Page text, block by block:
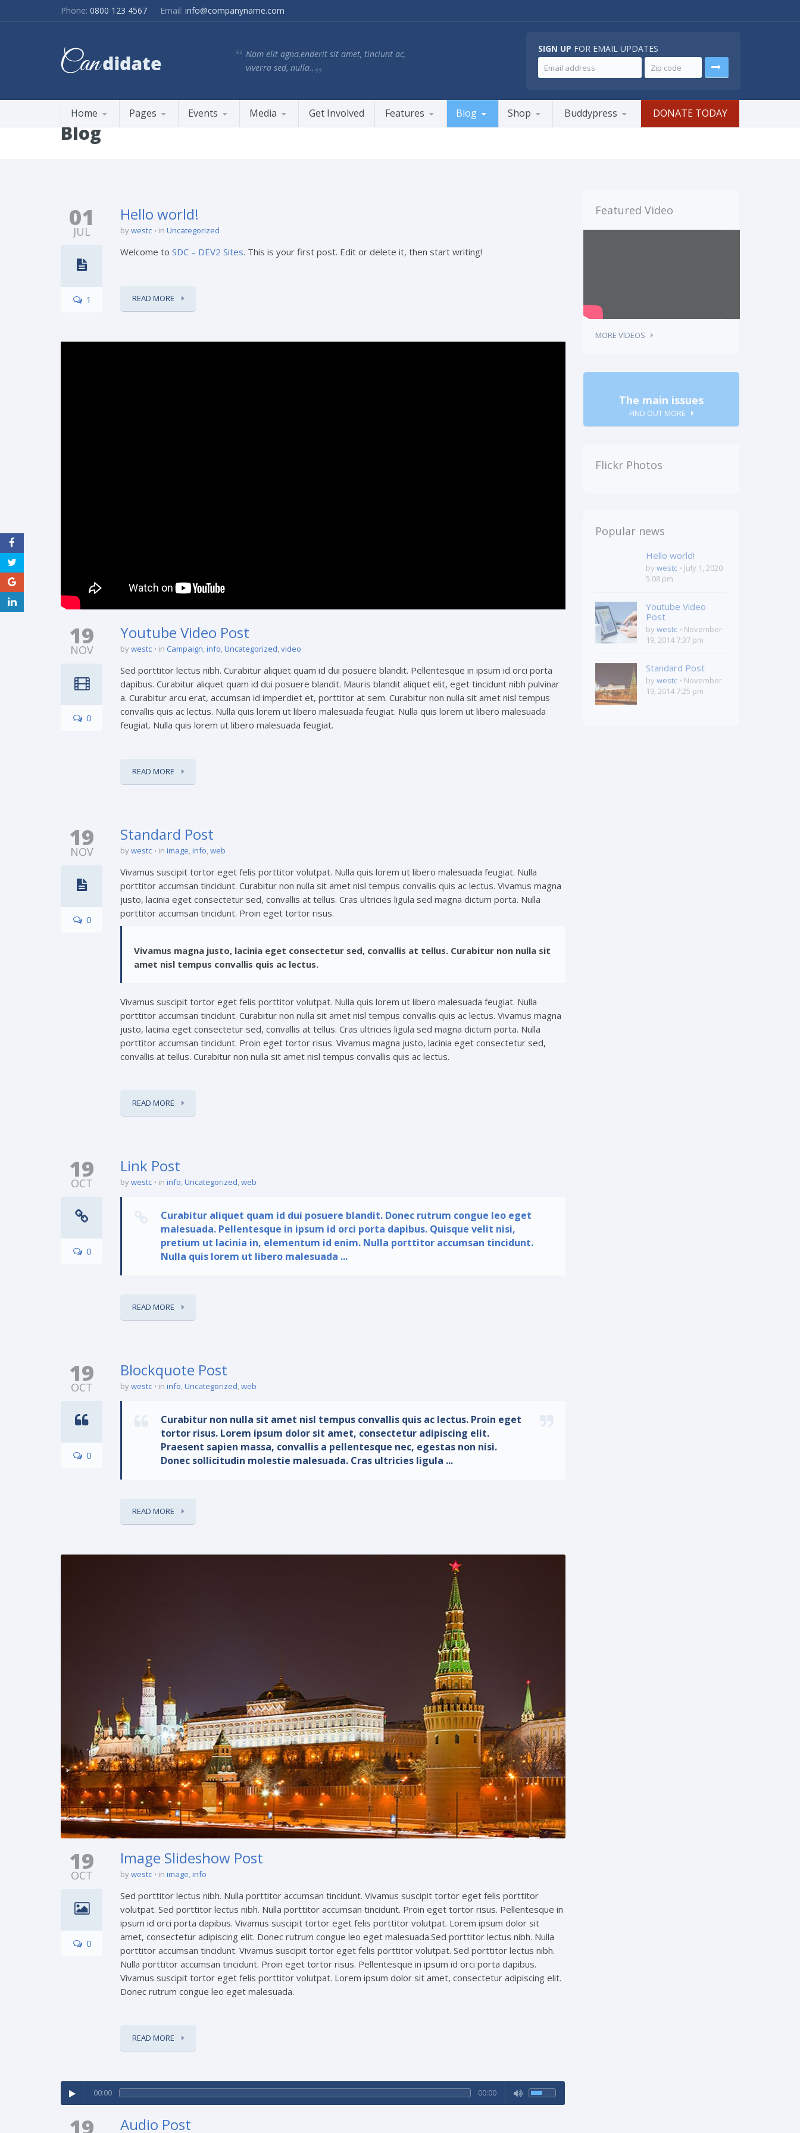
Phone: 0800 123 4567 Email: info@companyname.com
Nam elit agna,enderit sit amet, tinciunt ac,
viverra sed, nulla..
SIGN UP FOR EMAIL UPDATES
Home Pages Events Media Get Involved Features Blog Shop Buddypress DONATE TODAY
Blog
01
JUL
1
Hello world!
bywestc in Uncategorized
Welcome to SDC – DEV2 Sites. This is your first post. Edit or delete it, then start writing!
READ MORE
19
NOV
0
Youtube Video Post
bywestc in Campaign,info,Uncategorized,video
Sed porttitor lectus nibh. Curabitur aliquet quam id dui posuere blandit. Pellentesque in ipsum id orci porta
dapibus. Curabitur aliquet quam id dui posuere blandit. Mauris blandit aliquet elit, eget tincidunt nibh pulvinar
a. Curabitur arcu erat, accumsan id imperdiet et, porttitor at sem. Curabitur non nulla sit amet nisl tempus
convallis quis ac lectus. Nulla quis lorem ut libero malesuada feugiat. Nulla quis lorem ut libero malesuada
feugiat. Nulla quis lorem ut libero malesuada feugiat.
READ MORE
19
NOV
0
Standard Post
bywestc in image,info,web
Vivamus suscipit tortor eget felis porttitor volutpat. Nulla quis lorem ut libero malesuada feugiat. Nulla
porttitor accumsan tincidunt. Curabitur non nulla sit amet nisl tempus convallis quis ac lectus. Vivamus magna
justo, lacinia eget consectetur sed, convallis at tellus. Cras ultricies ligula sed magna dictum porta. Nulla
porttitor accumsan tincidunt. Proin eget tortor risus.
Vivamus magna justo, lacinia eget consectetur sed, convallis at tellus. Curabitur non nulla sit
amet nisl tempus convallis quis ac lectus.
Vivamus suscipit tortor eget felis porttitor volutpat. Nulla quis lorem ut libero malesuada feugiat. Nulla
porttitor accumsan tincidunt. Curabitur non nulla sit amet nisl tempus convallis quis ac lectus. Vivamus magna
justo, lacinia eget consectetur sed, convallis at tellus. Cras ultricies ligula sed magna dictum porta. Nulla
porttitor accumsan tincidunt. Proin eget tortor risus. Vivamus magna justo, lacinia eget consectetur sed,
convallis at tellus. Curabitur non nulla sit amet nisl tempus convallis quis ac lectus.
READ MORE
19
OCT
0
Link Post
bywestc in info,Uncategorized,web
Curabitur aliquet quam id dui posuere blandit. Donec rutrum congue leo eget
malesuada. Pellentesque in ipsum id orci porta dapibus. Quisque velit nisi,
pretium ut lacinia in, elementum id enim. Nulla porttitor accumsan tincidunt.
Nulla quis lorem ut libero malesuada ...
READ MORE
19
OCT
0
Blockquote Post
bywestc in info,Uncategorized,web
Curabitur non nulla sit amet nisl tempus convallis quis ac lectus. Proin eget
tortor risus. Lorem ipsum dolor sit amet, consectetur adipiscing elit.
Praesent sapien massa, convallis a pellentesque nec, egestas non nisi.
Donec sollicitudin molestie malesuada. Cras ultricies ligula ...
READ MORE
19
OCT
0
Image Slideshow Post
bywestc in image,info
Sed porttitor lectus nibh. Nulla porttitor accumsan tincidunt. Vivamus suscipit tortor eget felis porttitor
volutpat. Sed porttitor lectus nibh. Nulla porttitor accumsan tincidunt. Proin eget tortor risus. Pellentesque in
ipsum id orci porta dapibus. Vivamus suscipit tortor eget felis porttitor volutpat. Lorem ipsum dolor sit
amet, consectetur adipiscing elit. Donec rutrum congue leo eget malesuada.Sed porttitor lectus nibh. Nulla
porttitor accumsan tincidunt. Vivamus suscipit tortor eget felis porttitor volutpat. Sed porttitor lectus nibh.
Nulla porttitor accumsan tincidunt. Proin eget tortor risus. Pellentesque in ipsum id orci porta dapibus.
Vivamus suscipit tortor eget felis porttitor volutpat. Lorem ipsum dolor sit amet, consectetur adipiscing elit.
Donec rutrum congue leo eget malesuada.
READ MORE
00:00 00:00
Audio Post
Featured Video
MORE VIDEOS
The main issues
FIND OUT MORE
Flickr Photos
Popular news
Hello world!
by westc
July 1, 2020
5:08 pm
Youtube Video
Post
by westc
November
19, 2014 7:37 pm
Standard Post
by westc
November
19, 2014 7:25 pm